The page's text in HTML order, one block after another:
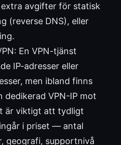
avgifter för statisk
(reverse DNS), eller
En VPN-tjänst
IP-adresser eller
men ibland finns
dedikerad VPN-IP mot
är viktigt att tydligt
i priset — antal
geografi, supportnivå